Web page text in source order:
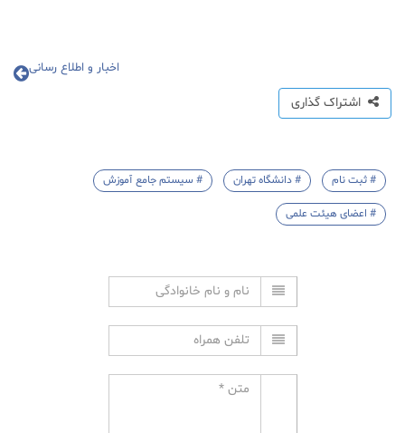
اخبار و اطلاع رسانی
اشتراک گذاری
# ثبت نام # دانشگاه تهران # سیستم جامع آموزش
# اعضای هیئت علمی